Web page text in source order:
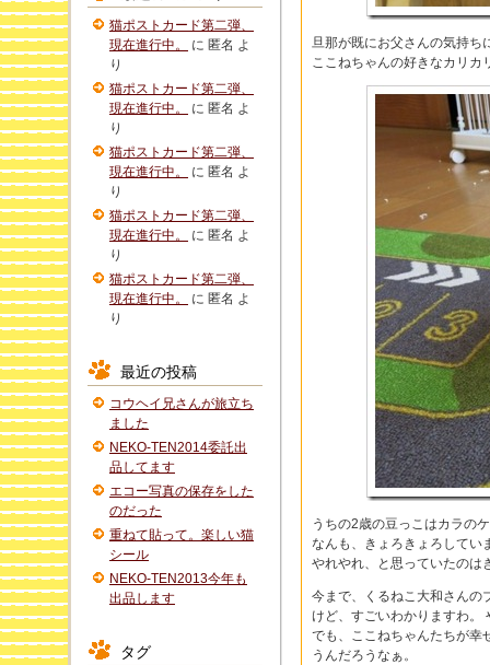
旦那が既にお父さんの気持ち
ここねちゃんの好きなカリカ
うちの2歳の豆っこはカラの
なんも、きょろきょろしてい
やれやれ、と思っていたの
今まで、くるねこ大和さんの
けど、すごいわかりますわ。
でも、ここねちゃんたちが幸
うんだろうなぁ。
猫ポストカード第二弾、
現在進行中。
に 匿名 よ
り
猫ポストカード第二弾、
現在進行中。
に 匿名 よ
り
猫ポストカード第二弾、
現在進行中。
に 匿名 よ
り
猫ポストカード第二弾、
現在進行中。
に 匿名 よ
り
猫ポストカード第二弾、
現在進行中。
に 匿名 よ
り
最近の投稿
コウヘイ兄さんが旅立ち
ました
NEKO-TEN2014委託出
品してます
エコー写真の保存をした
のだった
重ねて貼って。楽しい猫
シール
NEKO-TEN2013今年も
出品します
タグ